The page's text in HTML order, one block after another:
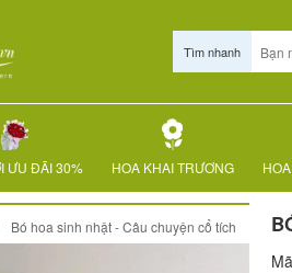
Tìm nhanh
ƯU ĐÃI 30% HOA KHAI TRƯƠNG
Bó hoa sinh nhật - Câu chuyện cổ tích